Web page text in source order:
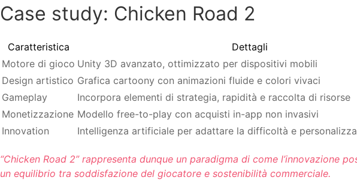
Case study: Chicken Road 2
Caratteristica
Dettagli
Motore di gioco Unity 3D avanzato, ottimizzato per dispositivi mobili
Design artistico Grafica cartoony con animazioni fluide e colori vivaci
Gameplay
Incorpora elementi di strategia, rapidità e raccolta di risorse
Monetizzazione Modello free-to-play con acquisti in-app non invasivi
Innovation
Intelligenza artificiale per adattare la difficoltà e
“Chicken Road 2” rappresenta dunque un paradigma di come
un equilibrio tra soddisfazione del giocatore e sostenibilità commerciale.